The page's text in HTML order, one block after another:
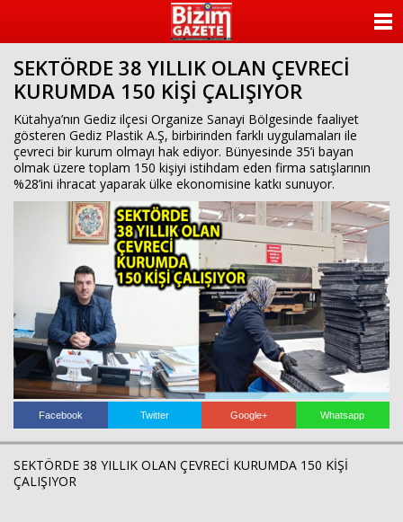
SEKTÖRDE 38 YILLIK OLAN ÇEVRECİ
KURUMDA 150 KİŞİ ÇALIŞIYOR
Kütahya’nın Gediz ilçesi Organize Sanayi Bölgesinde faaliyet
gösteren Gediz Plastik A.Ş, birbirinden farklı uygulamaları ile
çevreci bir kurum olmayı hak ediyor. Bünyesinde 35’i bayan
olmak üzere toplam 150 kişiyi istihdam eden firma satışlarının
%28’ini ihracat yaparak ülke ekonomisine katkı sunuyor.
Facebook Twitter Google+ Whatsapp
SEKTÖRDE 38 YILLIK OLAN ÇEVRECİ KURUMDA 150 KİŞİ
ÇALIŞIYOR
KATEGORİLER
ANKETLER
VİDEO GALERİ
KÜNYE
İLETİŞİM